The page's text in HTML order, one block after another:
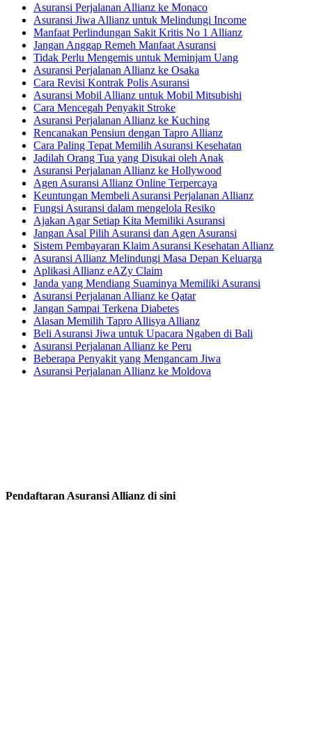
Asuransi Perjalanan Allianz ke Monaco
Asuransi Jiwa Allianz untuk Melindungi Income
Manfaat Perlindungan Sakit Kritis No 1 Allianz
Jangan Anggap Remeh Manfaat Asuransi
Tidak Perlu Mengemis untuk Meminjam Uang
Asuransi Perjalanan Allianz ke Osaka
Cara Revisi Kontrak Polis Asuransi
Asuransi Mobil Allianz untuk Mobil Mitsubishi
Cara Mencegah Penyakit Stroke
Asuransi Perjalanan Allianz ke Kuching
Rencanakan Pensiun dengan Tapro Allianz
Cara Paling Tepat Memilih Asuransi Kesehatan
Jadilah Orang Tua yang Disukai oleh Anak
Asuransi Perjalanan Allianz ke Hollywood
Agen Asuransi Allianz Online Terpercaya
Keuntungan Membeli Asuransi Perjalanan Allianz
Fungsi Asuransi dalam mengelola Resiko
Ajakan Agar Setiap Kita Memiliki Asuransi
Jangan Asal Pilih Asuransi dan Agen Asuransi
Sistem Pembayaran Klaim Asuransi Kesehatan Allianz
Asuransi Allianz Melindungi Masa Depan Keluarga
Aplikasi Allianz eAZy Claim
Janda yang Mendiang Suaminya Memiliki Asuransi
Asuransi Perjalanan Allianz ke Qatar
Jangan Sampai Terkena Diabetes
Alasan Memilih Tapro Allisya Allianz
Beli Asuransi Jiwa untuk Upacara Ngaben di Bali
Asuransi Perjalanan Allianz ke Peru
Beberapa Penyakit yang Mengancam Jiwa
Asuransi Perjalanan Allianz ke Moldova
Pendaftaran Asuransi Allianz di sini